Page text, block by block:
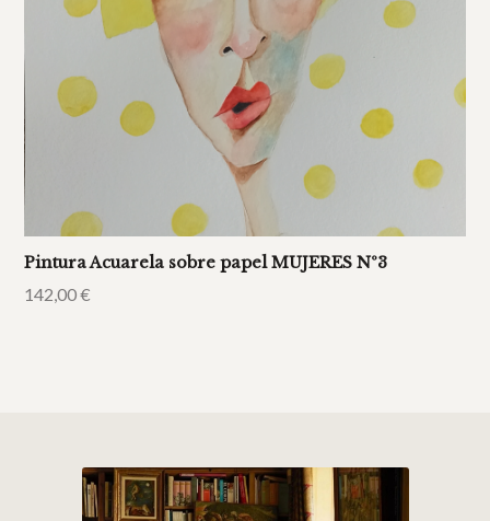
Pintura Acuarela sobre papel MUJERES Nº3
142,00€